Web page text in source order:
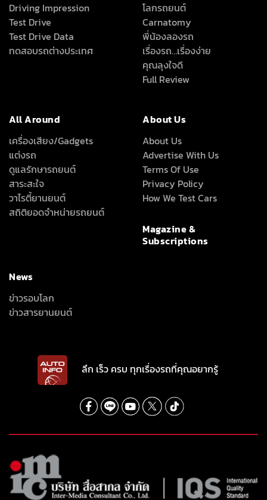
Driving Impression
Test Drive
Test Drive Data
ทดสอบรถต่างประเทศ
โลกรถยนต์
Carnatomy
พี่น้องลองรถ
เรื่องรถ…เรื่องง่าย
คุณลุงใจดี
Full Review
All Around
เครื่องเสียง/Gadgets
แต่งรถ
ดูแลรักษารถยนต์
สาระสะใจ
วาไรตี้ยานยนต์
สถิติยอดจำหน่ายรถยนต์
About Us
About Us
Advertise With Us
Terms Of Use
Privacy Policy
How We Test Cars
Magazine &
Subscriptions
News
ข่าวรอบโลก
ข่าวสารยานยนต์
ลึก เร็ว ครบ ทุกเรื่องรถที่คุณอยากรู้